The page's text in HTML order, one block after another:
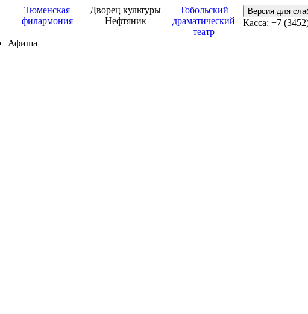
Тюменская
филармония
Дворец культуры
Нефтяник
Тобольский
драматический
театр
Версия для
Касса: +7
Афиша